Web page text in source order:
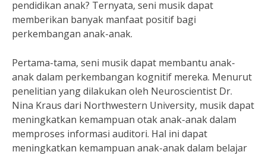
pendidikan anak? Ternyata, seni musik dapat
memberikan banyak manfaat positif bagi
perkembangan anak-anak.
Pertama-tama, seni musik dapat membantu anak-
anak dalam perkembangan kognitif mereka. Menurut
penelitian yang dilakukan oleh Neuroscientist Dr.
Nina Kraus dari Northwestern University, musik dapat
meningkatkan kemampuan otak anak-anak dalam
memproses informasi auditori. Hal ini dapat
meningkatkan kemampuan anak-anak dalam belajar